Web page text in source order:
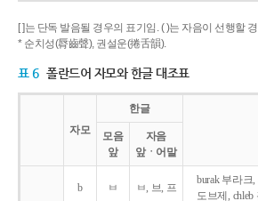
[ ]는 단독 발음될 경우의 표기임. ( )는 자음이 선행할
* 순치성(脣齒聲), 권설운(捲舌韻).
표 6 폴란드어 자모와 한글 대조표
자모
한글
모음
앞
자음
앞ㆍ어말
b ㅂ ㅂ, 브, 프
burak 부라크,
도브제, chleb